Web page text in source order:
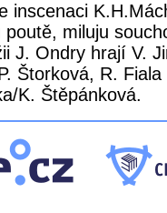
inscenaci
poutě, miluju
J. Ondry hrají V.
Štorková, R. Fiala
K. Štěpánková.